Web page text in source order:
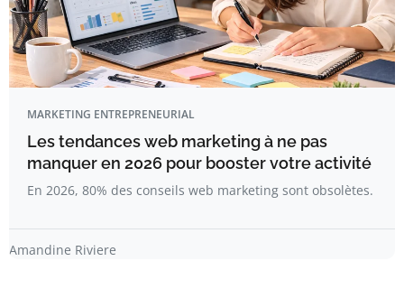
MARKETING ENTREPRENEURIAL
Les tendances web marketing à ne pas
manquer en 2026 pour booster votre activité
En 2026, 80% des conseils web marketing sont obsolètes.
Amandine Riviere